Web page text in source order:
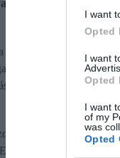
I want
Opted
I want
Opted
I want
of my
was
Opted
amellyel a 28. helyen
amely
Ezen a
Luxemburgban
a földrajzi
jelentős